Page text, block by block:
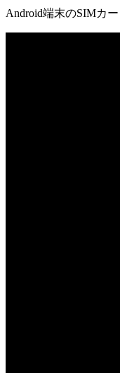
Android端末のSIMカ